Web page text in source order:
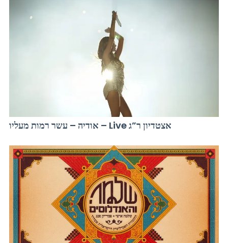
אודיה – עשר רמות מעליו – Live אצטדיון ר”ג